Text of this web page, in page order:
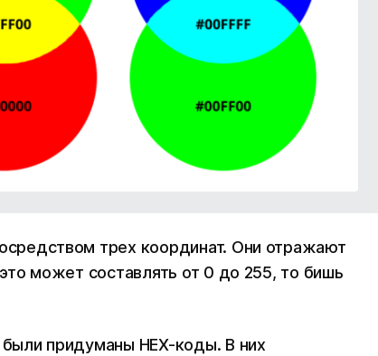
трех координат. Они отражают
может составлять от 0 до 255, то бишь
придуманы HEX-коды. В них